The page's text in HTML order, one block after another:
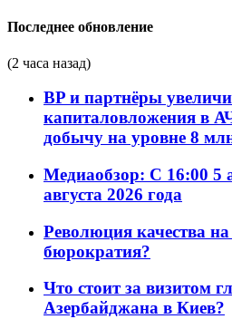
Последнее обновление
(2 часа назад)
BP и партнёры
капиталовложения в
добычу на уровне 8
Медиаобзор: С 16:00 5
августа 2026 года
Революция качества
бюрократия?
Что стоит за визитом
Азербайджана в Киев?